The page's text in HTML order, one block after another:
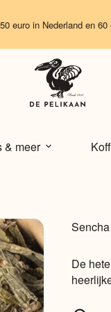
in Nederland en 60 euro
& meer
De